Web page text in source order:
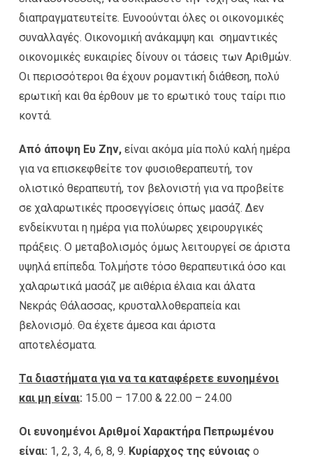
διαπραγματευτείτε. Ευνοούνται όλες οι οικονομικές
συναλλαγές. Οικονομική ανάκαμψη και σημαντικές
οικονομικές ευκαιρίες δίνουν οι τάσεις των Αριθμών.
Οι περισσότεροι θα έχουν ρομαντική διάθεση, πολύ
ερωτική και θα έρθουν με το ερωτικό τους ταίρι πιο
κοντά.
Από άποψη Ευ Ζην, είναι ακόμα μία πολύ καλή ημέρα
για να επισκεφθείτε τον φυσιοθεραπευτή, τον
ολιστικό θεραπευτή, τον βελονιστή για να προβείτε
σε χαλαρωτικές προσεγγίσεις όπως μασάζ. Δεν
ενδείκνυται η ημέρα για πολύωρες χειρουργικές
πράξεις. Ο μεταβολισμός όμως λειτουργεί σε άριστα
υψηλά επίπεδα. Τολμήστε τόσο θεραπευτικά όσο και
χαλαρωτικά μασάζ με αιθέρια έλαια και άλατα
Νεκράς Θάλασσας, κρυσταλλοθεραπεία και
βελονισμό. Θα έχετε άμεσα και άριστα
αποτελέσματα.
Τα διαστήματα για να τα καταφέρετε ευνοημένοι
και μη είναι: 15.00 – 17.00 & 22.00 – 24.00
Οι ευνοημένοι Αριθμοί Χαρακτήρα Πεπρωμένου
είναι: 1, 2, 3, 4, 6, 8, 9. Κυρίαρχος της εύνοιας ο